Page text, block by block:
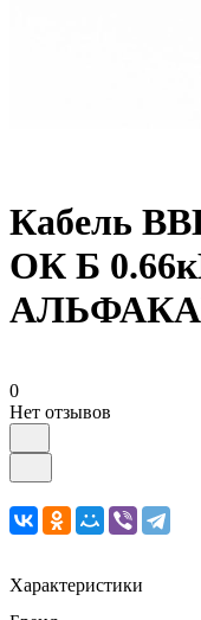
Кабель
ОК Б
0
Нет отзывов
Характеристики